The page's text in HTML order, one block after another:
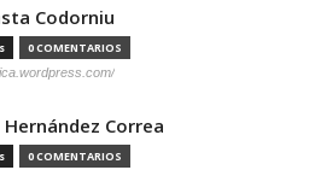
Codorniu
0 COMENTARIOS
Hernández Correa
0 COMENTARIOS